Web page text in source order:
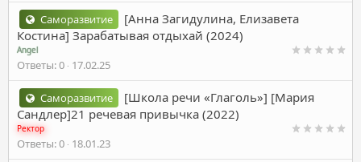
Саморазвитие
[Анна Загидулина, Елизавета
Костина] Зарабатывая отдыхай (2024)
Angel
Ответы 0 17.02.25
Саморазвитие
[Школа речи «Глаголь»] [Мария
Сандлер]21 речевая привычка (2022)
Ректор
Ответы 0 18.01.23